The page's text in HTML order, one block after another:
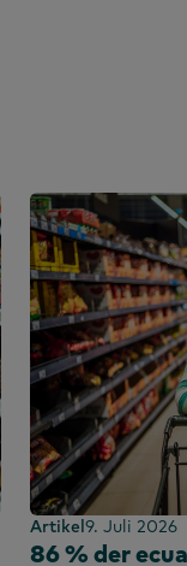
Artikel9. Juli 2026
86 % der